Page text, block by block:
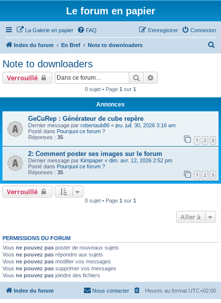
Le forum en papier
La Galerie en papier FAQ Connexion
S’enregistrer
Index du forum En Bref Note to downloaders
Note to downloaders
Verrouillé Rechercher
0 sujet • Page 1 sur 1
Annonces
GeCuRep : Générateur de cube repère
Dernier message par robertaub86 « jeu. juil. 30, 2026 3:16 am
Posté dans Pourquoi ce forum ?
Réponses : 35 1 2 3
2: Comment poster ses images sur le forum
Dernier message par Kimpaper « dim. avr. 12, 2026 2:52 pm
Posté dans Pourquoi ce forum ?
Réponses : 35 1 2 3
Verrouillé
0 sujet • Page 1 sur 1
Aller à
PERMISSIONS DU FORUM
Vous ne pouvez pas poster de nouveaux sujets
Vous ne pouvez pas répondre aux sujets
Vous ne pouvez pas modifier vos messages
Vous ne pouvez pas supprimer vos messages
Vous ne pouvez pas joindre des fichiers
Index du forum Heures au format UTC+02:00
Nous contacter